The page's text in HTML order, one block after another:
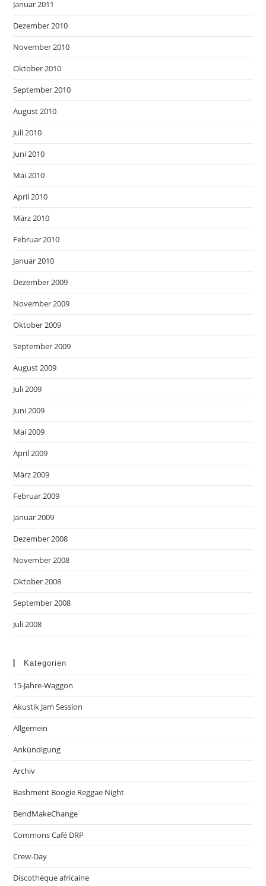
Januar 2011
Dezember 2010
November 2010
Oktober 2010
September 2010
August 2010
Juli 2010
Juni 2010
Mai 2010
April 2010
März 2010
Februar 2010
Januar 2010
Dezember 2009
November 2009
Oktober 2009
September 2009
August 2009
Juli 2009
Juni 2009
Mai 2009
April 2009
März 2009
Februar 2009
Januar 2009
Dezember 2008
November 2008
Oktober 2008
September 2008
Juli 2008
Kategorien
15-Jahre-Waggon
Akustik Jam Session
Allgemein
Ankündigung
Archiv
Bashment Boogie Reggae Night
BendMakeChange
Commons Café DRP
Crew-Day
Discothèque africaine